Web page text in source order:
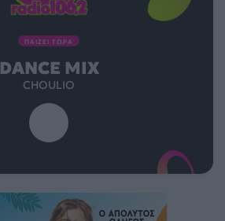
ΠΑΙΖΕΙ ΤΩΡΑ
DANCE MIX
CHOULIO